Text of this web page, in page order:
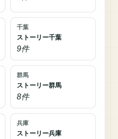
千葉
ストーリー千葉
9件
群馬
ストーリー群馬
8件
兵庫
ストーリー兵庫